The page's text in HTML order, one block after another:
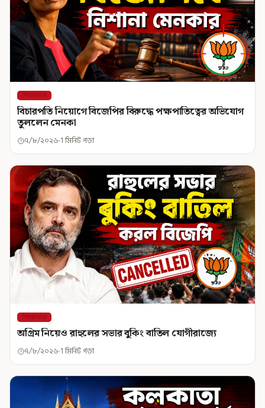
শিরোনাম
বিচারপতি নিয়োগে বিজেপির বিরুদ্ধে পক্ষপাতিত্বের অভিযোগ
তুললেন মেনকা
৭/৮/২০২৬ 1 মিনিট পড়া
শিরোনাম
অগ্রিম নিয়েও রাহুলের সভার বুকিং বাতিল যোগীরাজ্যে
৭/৮/২০২৬ 1 মিনিট পড়া